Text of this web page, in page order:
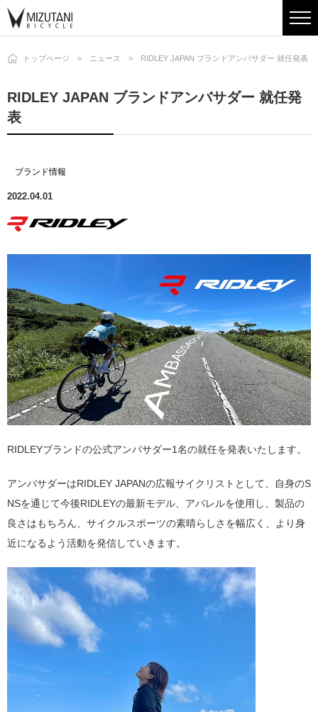
トップページ ニュース RIDLEY JAPAN ブランドアンバサダー 就任発表
RIDLEY JAPAN ブランドアンバサダー 就任発
表
ブランド情報
2022.04.01
RIDLEYブランドの公式アンバサダー1名の就任を発表いたします。
アンバサダーはRIDLEY JAPANの広報サイクリストとして、自身のS
NSを通じて今後RIDLEYの最新モデル、アパレルを使用し、製品の
良さはもちろん、サイクルスポーツの素晴らしさを幅広く、より身
近になるよう活動を発信していきます。